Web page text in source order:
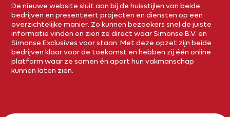
De nieuwe website sluit aan bij de huisstijlen van beide
bedrijven en presenteert projecten en diensten op een
overzichtelijke manier. Zo kunnen bezoekers snel de juiste
informatie vinden en zien ze direct waar Simonse B.V. en
Simonse Exclusives voor staan. Met deze opzet zijn beide
bedrijven klaar voor de toekomst en hebben zij één online
platform waar ze samen én apart hun vakmanschap
kunnen laten zien.